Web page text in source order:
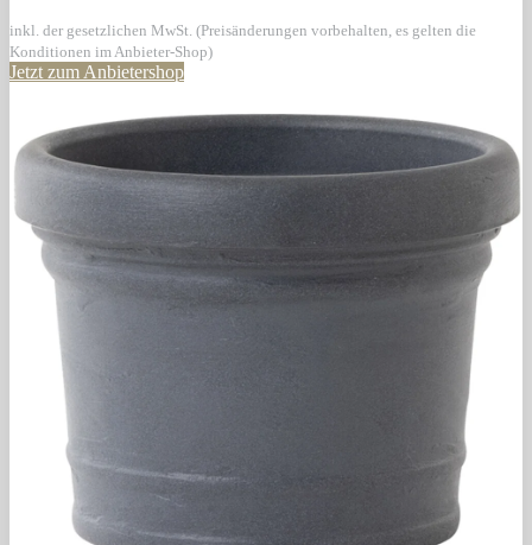
inkl. der gesetzlichen MwSt. (Preisänderungen vorbehalten, es gelten die
Konditionen im Anbieter-Shop)
Jetzt zum Anbietershop